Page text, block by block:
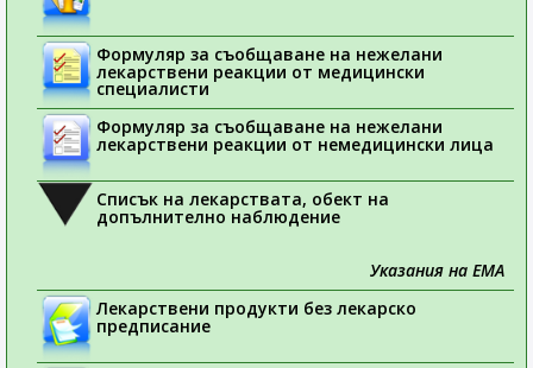
Формуляр за съобщаване на нежелани
лекарствени реакции от медицински
специалисти
Формуляр за съобщаване на нежелани
лекарствени реакции от немедицински лица
Списък на лекарствата, обект на
допълнително наблюдение
Указания на ЕМА
Лекарствени продукти без лекарско
предписание